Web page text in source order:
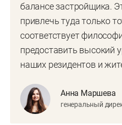
балансе застройщика.
привлечь туда только
соответствует
предоставить высокий
наших резидентов и
Анна Маршева
генеральный